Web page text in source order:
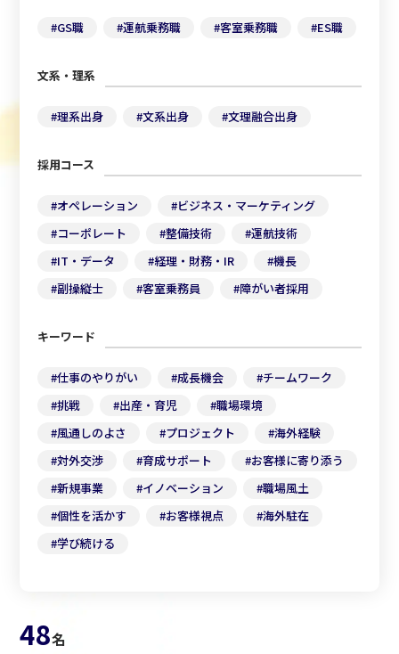
#GS職 #運航乗務職 #客室乗務職 #ES職
文系・理系
#理系出身 #文系出身 #文理融合出身
採用コース
#オペレーション #ビジネス・マーケティング
#コーポレート #整備技術 #運航技術
#IT・データ #経理・財務・IR #機長
#副操縦士 #客室乗務員 #障がい者採用
キーワード
#仕事のやりがい #成長機会 #チームワーク
#挑戦 #出産・育児 #職場環境
#風通しのよさ #プロジェクト #海外経験
#対外交渉 #育成サポート #お客様に寄り添う
#新規事業 #イノベーション #職場風土
#個性を活かす #お客様視点 #海外駐在
#学び続ける
48名